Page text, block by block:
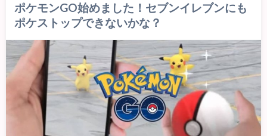
ポケモンGO始めました！セブンイレブンにも
ポケストップできないかな？